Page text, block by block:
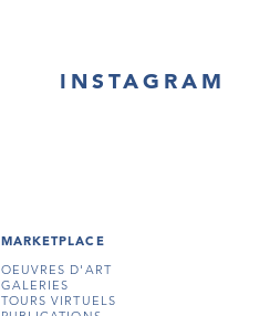
INSTAGRAM
MARKETPLACE
OEUVRES D'ART
GALERIES
TOURS VIRTUELS